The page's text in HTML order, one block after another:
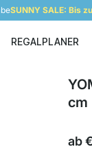
SUNNY SALE: Bis
REGALPLANER
cm
ab